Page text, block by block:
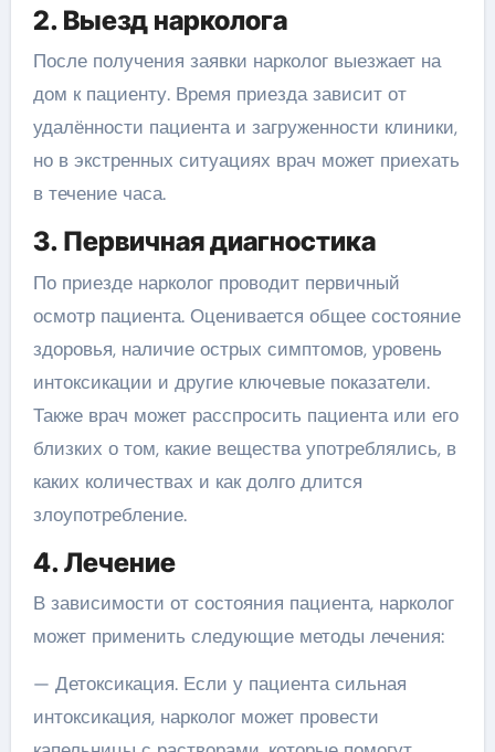
2. Выезд нарколога
После получения заявки нарколог выезжает на
дом к пациенту. Время приезда зависит от
удалённости пациента и загруженности клиники,
но в экстренных ситуациях врач может приехать
в течение часа.
3. Первичная диагностика
По приезде нарколог проводит первичный
осмотр пациента. Оценивается общее состояние
здоровья, наличие острых симптомов, уровень
интоксикации и другие ключевые показатели.
Также врач может расспросить пациента или его
близких о том, какие вещества употреблялись, в
каких количествах и как долго длится
злоупотребление.
4. Лечение
В зависимости от состояния пациента, нарколог
может применить следующие методы лечения:
— Детоксикация. Если у пациента сильная
интоксикация, нарколог может провести